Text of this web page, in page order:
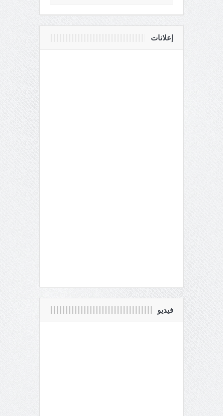
إعلانات
فيديو